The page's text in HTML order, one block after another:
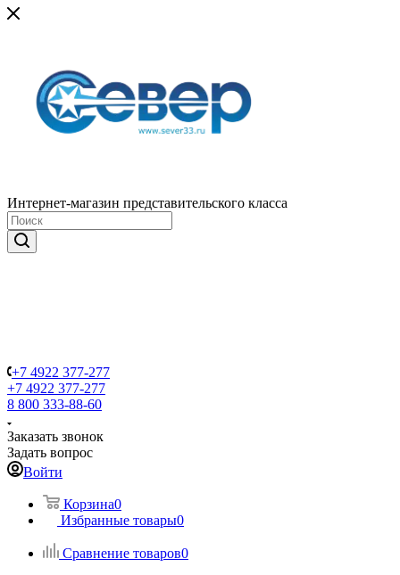
Интернет-магазин представительского класса
+7 4922 377-277
+7 4922 377-277
8 800 333-88-60
Заказать звонок
Задать вопрос
Войти
Корзина0
Избранные товары0
Сравнение товаров0